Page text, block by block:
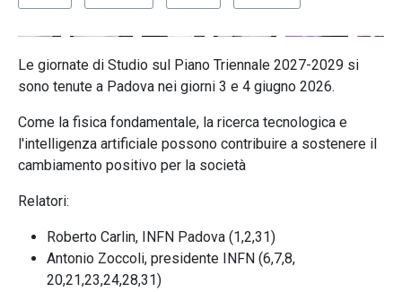
Le giornate di Studio sul Piano Triennale 2027-2029 si
sono tenute a Padova nei giorni 3 e 4 giugno 2026.
Come la fisica fondamentale, la ricerca tecnologica e
l'intelligenza artificiale possono contribuire a sostenere il
cambiamento positivo per la società
Relatori:
Roberto Carlin, INFN Padova (1,2,31)
Antonio Zoccoli, presidente INFN (6,7,8,
20,21,23,24,28,31)